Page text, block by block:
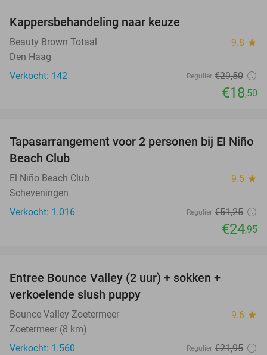
Kappersbehandeling naar keuze
Beauty Brown Totaal 9.8 star
Den Haag
Verkocht: 142
Regulier €29,50
€18,50
51%
Tapasarrangement voor 2 personen bij El Niño
Beach Club
El Niño Beach Club 9.5 star
Scheveningen
Verkocht: 1.016
Regulier €51,25
€24,95
Entree Bounce Valley (2 uur) + sokken +
verkoelende slush puppy
Bounce Valley Zoetermeer 9.6 star
Zoetermeer (8 km)
Verkocht: 1.560
Regulier €21,95